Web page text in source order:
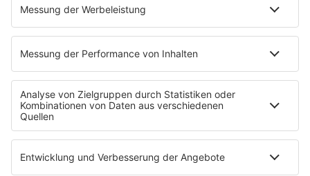
EVENTS
Kontakt
Newsletter
Empfang
sunshine live App
werben bei SUNSHINE LIVE